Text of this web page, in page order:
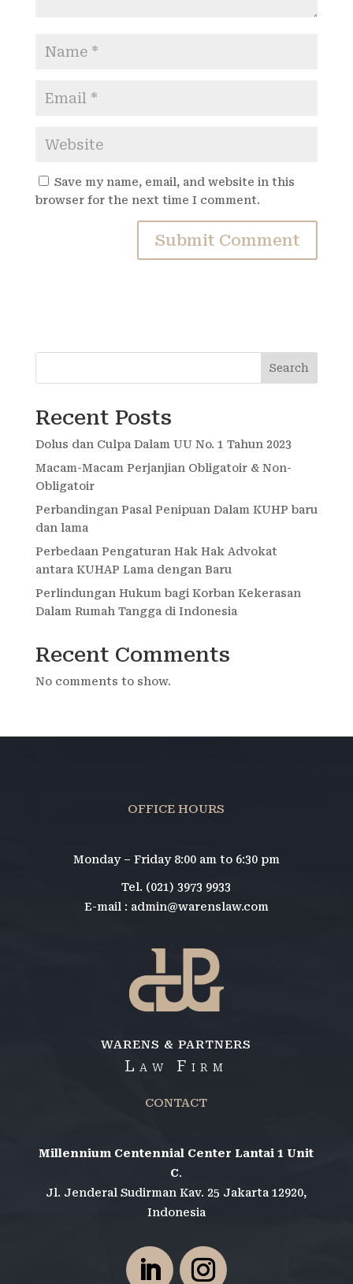
Save my name, email, and website in this
browser for the next time I comment.
Search
Recent Posts
Dolus dan Culpa Dalam UU No. 1 Tahun 2023
Macam-Macam Perjanjian Obligatoir & Non-
Obligatoir
Perbandingan Pasal Penipuan Dalam KUHP baru
dan lama
Perbedaan Pengaturan Hak Hak Advokat
antara KUHAP Lama dengan Baru
Perlindungan Hukum bagi Korban Kekerasan
Dalam Rumah Tangga di Indonesia
Recent Comments
No comments to show.
OFFICE HOURS
Monday – Friday 8:00 am to 6:30 pm
Tel. (021) 3973 9933
E-mail : admin@warenslaw.com
WARENS & PARTNERS
Law Firm
CONTACT
Millennium Centennial Center Lantai 1 Unit
C.
Jl. Jenderal Sudirman Kav. 25 Jakarta 12920,
Indonesia